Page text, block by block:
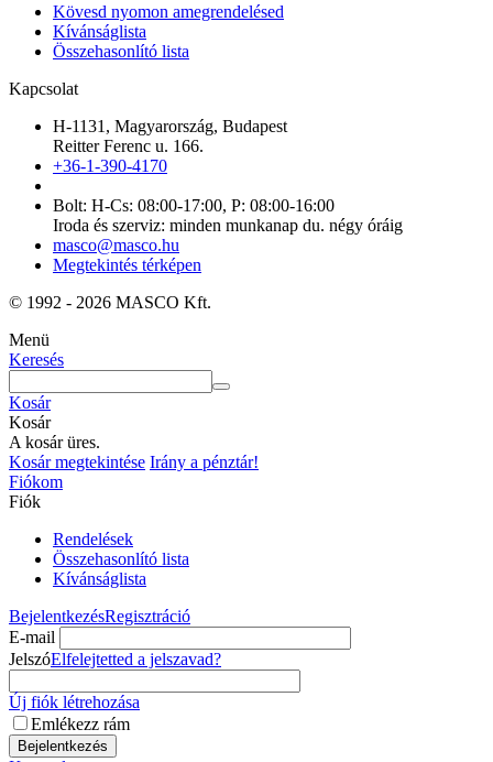
Kövesd nyomon amegrendelésed
Kívánságlista
Összehasonlító lista
Kapcsolat
H-1131, Magyarország, Budapest
Reitter Ferenc u. 166.
+36-1-390-4170
Bolt: H-Cs: 08:00-17:00, P: 08:00-16:00
Iroda és szerviz: minden munkanap du. négy óráig
masco@masco.hu
Megtekintés térképen
© 1992 - 2026 MASCO Kft.
Menü
Keresés
Kosár
Kosár
A kosár üres.
Kosár megtekintése Irány a pénztár!
Fiókom
Fiók
Rendelések
Összehasonlító lista
Kívánságlista
BejelentkezésRegisztráció
E-mail
JelszóElfelejtetted a jelszavad?
Új fiók létrehozása
Emlékezz rám
Bejelentkezés